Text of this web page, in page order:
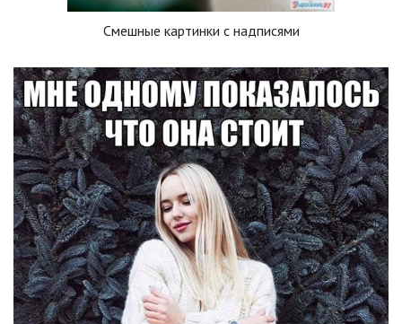
Смешные картинки с надписями